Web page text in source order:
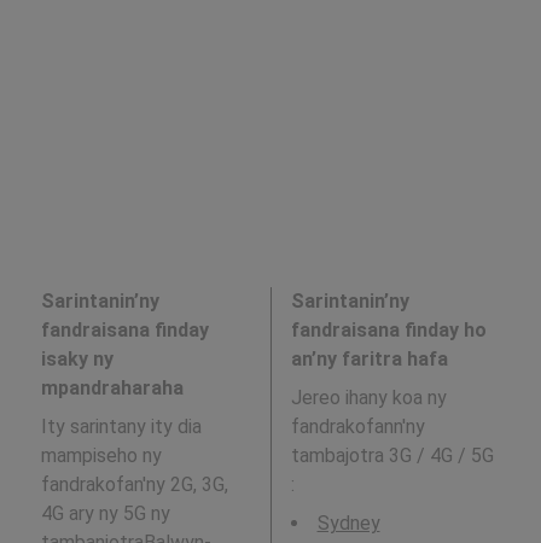
Sarintanin’ny
fandraisana finday
isaky ny
mpandraharaha
Ity sarintany ity dia
mampiseho ny
fandrakofan'ny 2G, 3G,
4G ary ny 5G ny
Sarintanin’ny
fandraisana finday ho
an’ny faritra hafa
Jereo ihany koa ny
fandrakofann'ny
tambajotra 3G / 4G / 5G
:
Sydney